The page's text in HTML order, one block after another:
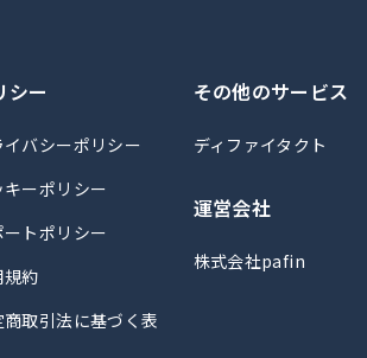
シー
イバシーポリシー
キーポリシー
ートポリシー
約
商取引法に基づく表
その他のサービス
ディファイタクト
運営会社
株式会社pafin